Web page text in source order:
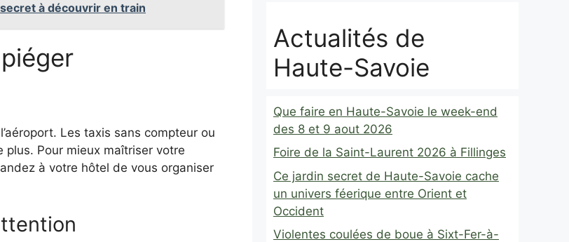
à découvrir en train
Les taxis sans compteur ou
Pour mieux maîtriser votre
à votre hôtel de vous organiser
Actualités de
Haute-Savoie
Que faire en Haute-Savoie le week-end
des 8 et 9 aout 2026
Foire de la Saint-Laurent 2026 à Fillinges
Ce jardin secret de Haute-Savoie cache
un univers féerique entre Orient et
Occident
Violentes coulées de boue à Sixt-Fer-à-